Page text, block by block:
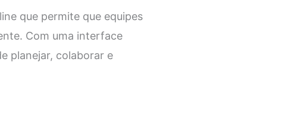
que permite que equipes
Com uma interface
planejar, colaborar e